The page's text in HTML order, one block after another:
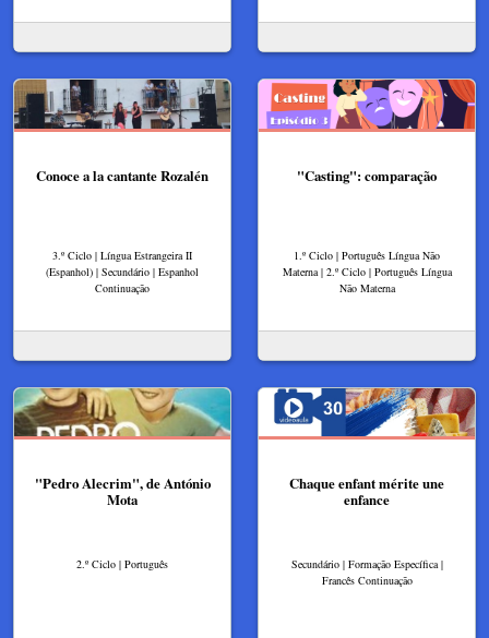
Conoce a la cantante Rozalén
3.º Ciclo | Língua Estrangeira II
(Espanhol) | Secundário | Espanhol
Continuação
"Casting": comparação
1.º Ciclo | Português Língua Não
Materna | 2.º Ciclo | Português Língua
Não Materna
"Pedro Alecrim", de António
Mota
2.º Ciclo | Português
Chaque enfant mérite une
enfance
Secundário | Formação Específica |
Francês Continuação